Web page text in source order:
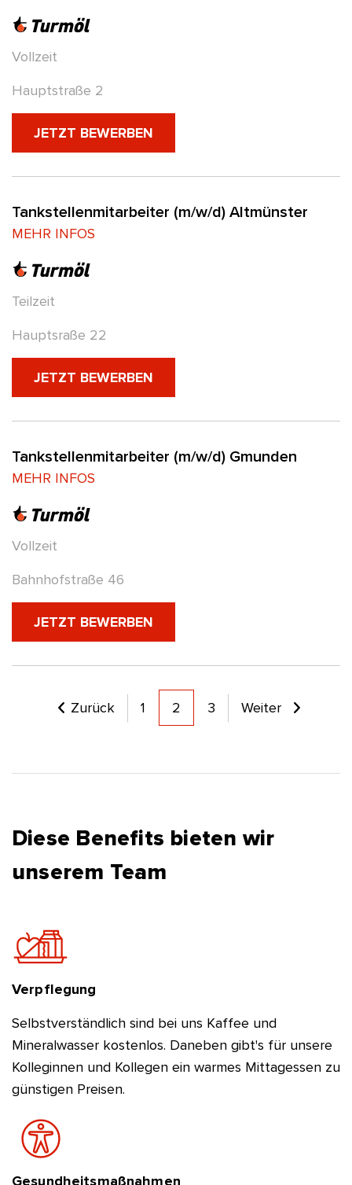
Vollzeit
Hauptstraße 2
JETZT BEWERBEN
Tankstellenmitarbeiter (m/w/d) Altmünster
MEHR INFOS
Teilzeit
Hauptsraße 22
JETZT BEWERBEN
Tankstellenmitarbeiter (m/w/d) Gmunden
MEHR INFOS
Vollzeit
Bahnhofstraße 46
JETZT BEWERBEN
Zurück 1 active
2 3 Weiter
Diese Benefits bieten wir
unserem Team
Verpflegung
Selbstverständlich sind bei uns Kaffee und
Mineralwasser kostenlos. Daneben gibt's für unsere
Kolleginnen und Kollegen ein warmes Mittagessen zu
günstigen Preisen.